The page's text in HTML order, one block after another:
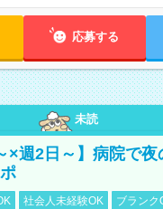
応募する
未読
×週2日～】病院で
社会人未経験OK
ブランク